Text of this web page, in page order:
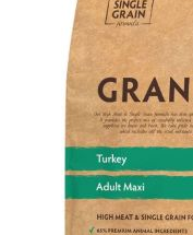
Prijavi se